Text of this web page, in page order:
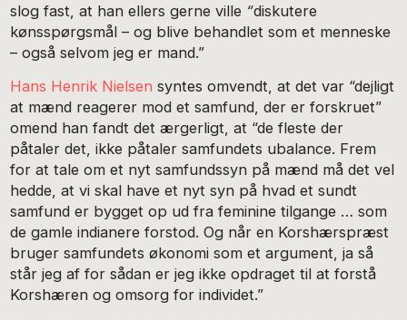
slog fast, at han ellers gerne ville “diskutere
kønsspørgsmål – og blive behandlet som et menneske
– også selvom jeg er mand.”
Hans Henrik Nielsen syntes omvendt, at det var “dejligt
at mænd reagerer mod et samfund, der er forskruet”
omend han fandt det ærgerligt, at “de fleste der
påtaler det, ikke påtaler samfundets ubalance. Frem
for at tale om et nyt samfundssyn på mænd må det vel
hedde, at vi skal have et nyt syn på hvad et sundt
samfund er bygget op ud fra feminine tilgange … som
de gamle indianere forstod. Og når en Korshærspræst
bruger samfundets økonomi som et argument, ja så
står jeg af for sådan er jeg ikke opdraget til at forstå
Korshæren og omsorg for individet.”